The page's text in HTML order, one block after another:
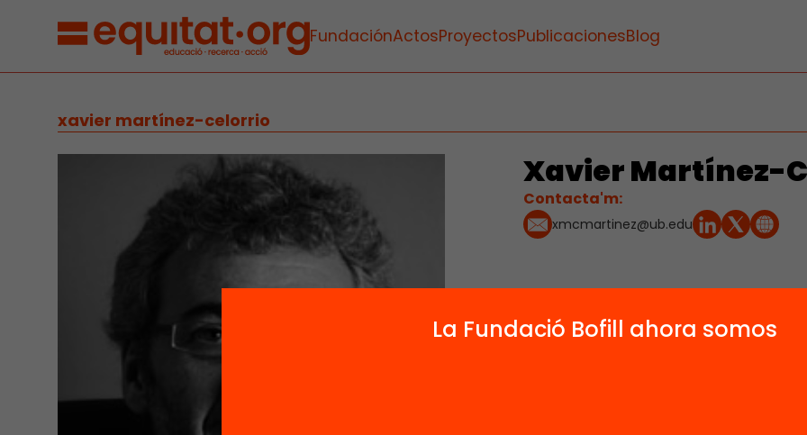
FundaciónActosProyectosPublicacionesBlog
xavier martínez-celorrio
Xavier Martínez-
Contacta'm:
xmcmartinez@ub.edu
La Fundació Bofill ahora somos